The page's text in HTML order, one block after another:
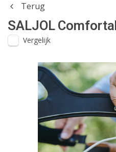
Terug
SALJOL
Vergelijk